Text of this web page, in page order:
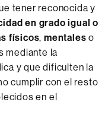
tener reconocida y
en grado igual o
físicos,mentaleso
mediante la
y que dificulten la
cumplir con el resto
en el